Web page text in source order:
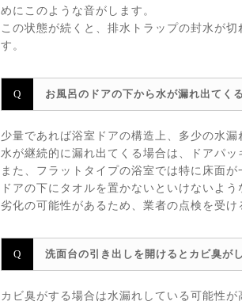
めにこのような音がします。
この状態が続くと、排水トラップの封水が
す。
お風呂のドアの下から水が漏れ出てく
少量であれば浴室ドアの構造上、多少の水
水が継続的に漏れ出てくる場合は、ドアパ
また、フラットタイプの浴室では特に床面
ドアの下にタオルを置かないといけないよ
劣化の可能性があるため、業者の点検を受け
洗面台の引き出しを開けるとカビ臭がし
カビ臭がする場合は水漏れしている可能性が